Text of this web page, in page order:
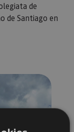
de
de Santiago en